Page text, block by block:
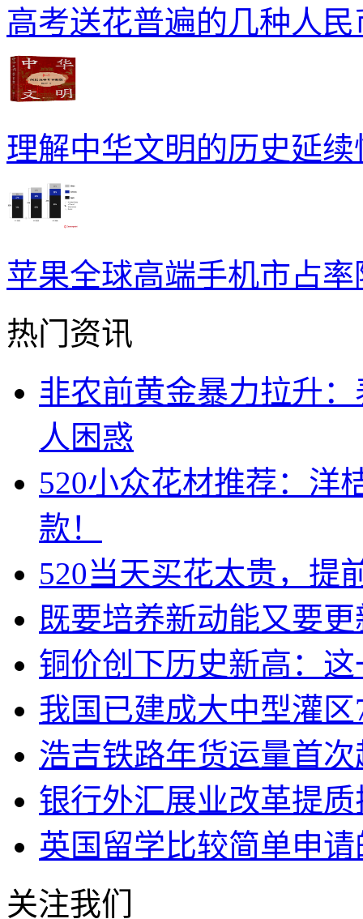
高考送花普遍的几种人
理解中华文明的历史延续
苹果全球高端手机市占
热门资讯
非农前黄金暴力拉升
人困惑
520小众花材推荐：洋
款！
520当天买花太贵，提
既要培养新动能又要
铜价创下历史新高：
我国已建成大中型灌区
浩吉铁路年货运量首
银行外汇展业改革提质
英国留学比较简单申
关注我们